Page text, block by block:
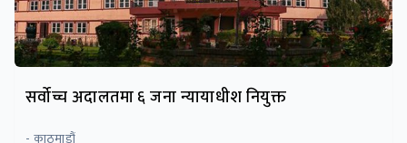
सर्वोच्च अदालतमा ६ जना न्यायाधीश नियुक्त